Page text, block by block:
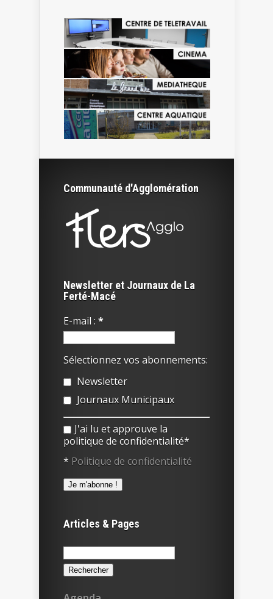
Communauté d'Agglomération
Newsletter et Journaux de La
Ferté-Macé
E-mail : *
Sélectionnez vos abonnements:
Newsletter
Journaux Municipaux
J'ai lu et approuve la
politique de confidentialité*
* Politique de confidentialité
Articles & Pages
Rechercher :